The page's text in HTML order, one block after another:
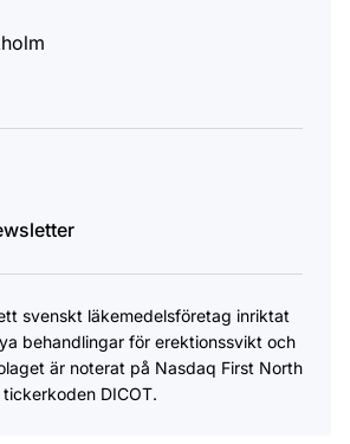
svenskt läkemedelsföretag inriktat
behandlingar för erektionssvikt och
är noterat på Nasdaq First North
DICOT.